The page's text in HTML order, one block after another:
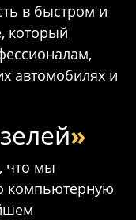
в быстром и
который
автомобилях и
»
что мы
компьютерную